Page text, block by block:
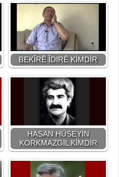
BEKÎRÊ ÎDIRÊ KİMDİR
HASAN HÜSEYİN
KORKMAZGİL KİMDİR